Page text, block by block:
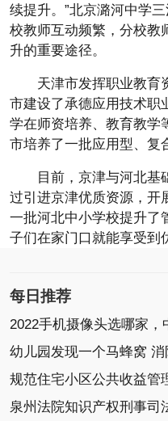
续提升。”北京潞河中学
校教师互动频繁，分校教
升的重要途径。
天津市发挥职业教育
市建设了承德应用技术职
学在师资培养、教育教学
市培养了一批应用型、复
目前，京津与河北基
过引进京津优质资源，开
一批河北中小学校提升了
子们在家门口就能享受到
每日推荐
2022手机摄像头选哪家
幼儿园发现一个马蜂窝
规范住宅小区公共收益管